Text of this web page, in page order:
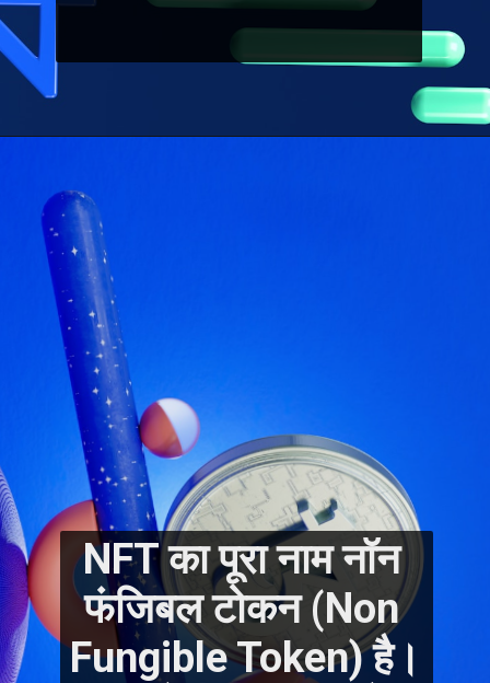
NFT का पूरा नाम नॉन
फंजिबल टोकन (Non
Fungible Token) है।